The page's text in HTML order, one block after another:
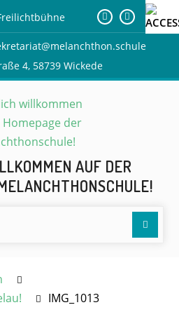
4, 58739 Wickede
AUF DER
IMG_1013